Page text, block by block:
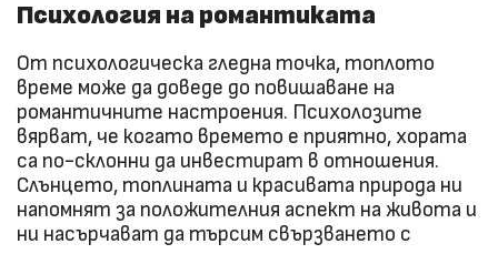
Психология на романтиката
От психологическа гледна точка, топлото
време може да доведе до повишаване на
романтичните настроения. Психолозите
вярват, че когато времето е приятно, хората
са по-склонни да инвестират в отношения.
Слънцето, топлината и красивата природа ни
напомнят за положителния аспект на живота и
ни насърчават да търсим свързването с